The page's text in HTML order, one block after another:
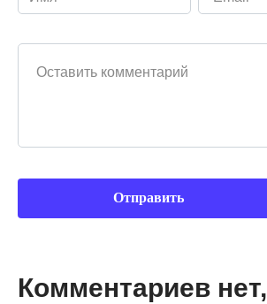
Комментариев